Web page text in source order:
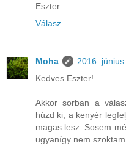
Eszter
Válasz
Moha
2016.
Kedves Eszter!
Akkor sorban a
húzd ki, a kenyér
magas lesz. Sosem
ugyanígy nem